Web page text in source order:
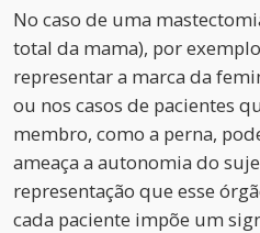
No caso de uma
total da mama), por
representar a marca da
ou nos casos de pacientes
membro, como a perna,
ameaça a autonomia do
representação que esse
cada paciente impõe um